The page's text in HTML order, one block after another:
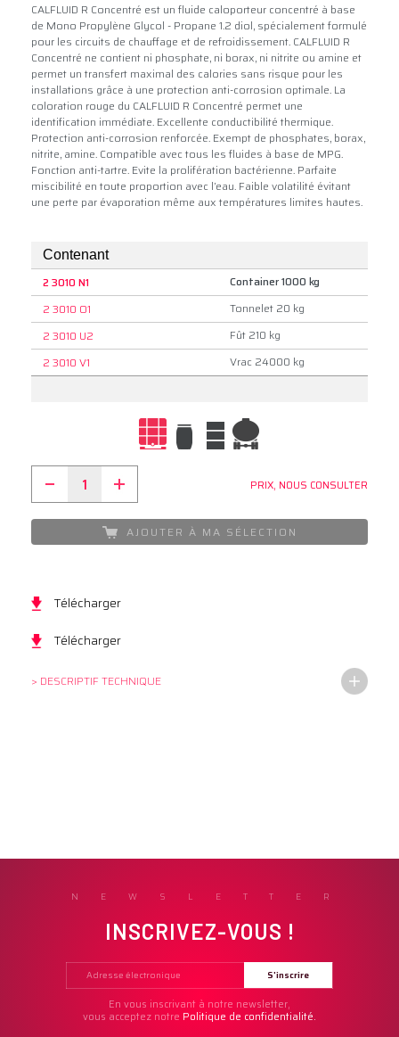
CALFLUID R Concentré est un fluide caloporteur concentré à base
de Mono Propylène Glycol - Propane 1.2 diol, spécialement formulé
pour les circuits de chauffage et de refroidissement. CALFLUID R
Concentré ne contient ni phosphate, ni borax, ni nitrite ou amine et
permet un transfert maximal des calories sans risque pour les
installations grâce à une protection anti-corrosion optimale. La
coloration rouge du CALFLUID R Concentré permet une
identification immédiate. Excellente conductibilité thermique.
Protection anti-corrosion renforcée. Exempt de phosphates, borax,
nitrite, amine. Compatible avec tous les fluides à base de MPG.
Fonction anti-tartre. Evite la prolifération bactérienne. Parfaite
miscibilité en toute proportion avec l’eau. Faible volatilité évitant
une perte par évaporation même aux températures limites hautes.
Contenant
2 3010 N1
Container 1000 kg
2 3010 O1
Tonnelet 20 kg
2 3010 U2
Fût 210 kg
2 3010 V1
Vrac 24000 kg
PRIX, NOUS CONSULTER
AJOUTER À MA SÉLECTION
Télécharger
Télécharger
> DESCRIPTIF TECHNIQUE
NEWSLETTER
INSCRIVEZ-VOUS !
En vous inscrivant à notre newsletter,
vous acceptez notre Politique de confidentialité.